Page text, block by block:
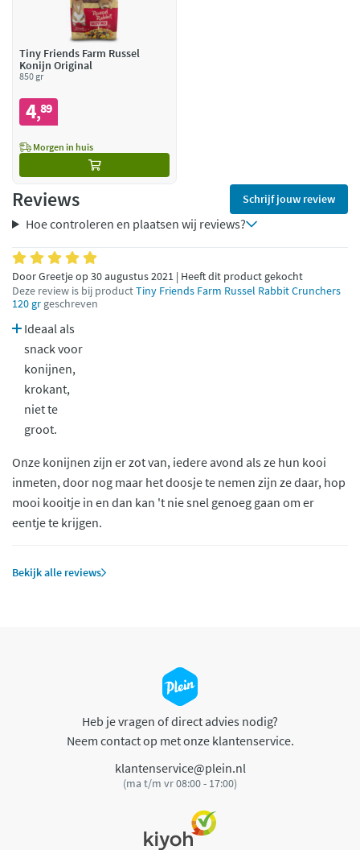
Tiny Friends Farm Russel
Konijn Original
850 gr
4,89
Morgen in huis
Reviews Schrijf jouw review
Hoe controleren en plaatsen wij reviews?
Door Greetje op 30 augustus 2021 | Heeft dit product gekocht
Deze review is bij productTiny Friends Farm Russel Rabbit Crunchers
120 gr geschreven
Ideaal als
snack voor
konijnen,
krokant,
niet te
groot.
Onze konijnen zijn er zot van, iedere avond als ze hun kooi
inmeten, door nog maar het doosje te nemen zijn ze daar, hop
mooi kooitje in en dan kan 't nie snel genoeg gaan om er
eentje te krijgen.
Bekijk alle reviews
Heb je vragen of direct advies nodig?
Neem contact op met onze klantenservice.
klantenservice@plein.nl
(ma t/m vr 08:00 - 17:00)